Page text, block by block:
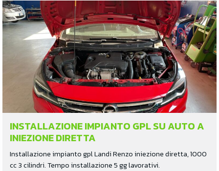
INSTALLAZIONE IMPIANTO GPL SU AUTO A
INIEZIONE DIRETTA
Installazione impianto gpl Landi Renzo iniezione diretta, 1000
cc 3 cilindri. Tempo installazione 5 gg lavorativi.